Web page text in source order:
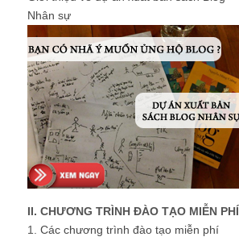
Nhân sự
II. CHƯƠNG TRÌNH ĐÀO TẠO MIỄN PHÍ
1. Các chương trình đào tạo miễn phí